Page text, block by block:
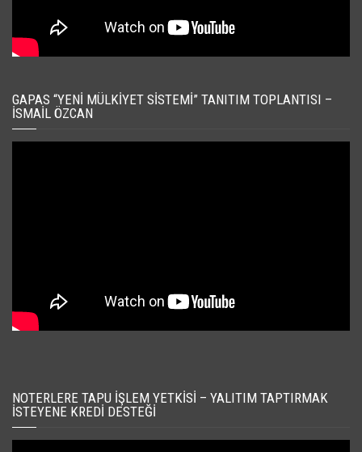
GAPAS “YENI MÜLKIYET SISTEMI” TANITIM TOPLANTISI –
İSMAIL ÖZCAN
NOTERLERE TAPU İŞLEM YETKISI – YALITIM TAPTIRMAK
İSTEYENE KREDI DESTEĞI